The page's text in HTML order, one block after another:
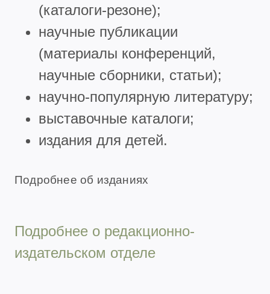
(каталоги-резоне);
научные публикации
(материалы конференций,
научные сборники, статьи);
научно-популярную литературу;
выставочные каталоги;
издания для детей.
Подробнее об изданиях
Подробнее о редакционно-
издательском отделе